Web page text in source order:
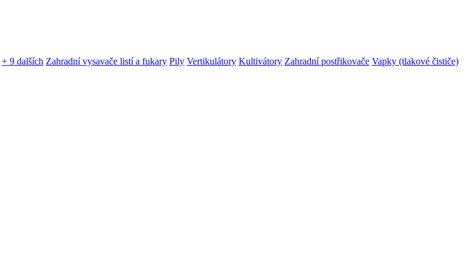
+ 9 dalších Zahradní vysavače listí a fukary Pily Vertikulátory Kultivátory Zahradní postřikovače Vapky (tlakové čističe)